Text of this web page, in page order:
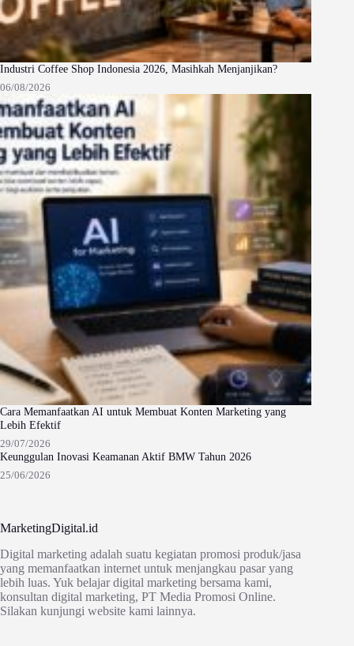
Industri Coffee Shop Indonesia 2026, Masihkah Menjanjikan?
06/08/2026
Cara Memanfaatkan AI untuk Membuat Konten Marketing yang
Lebih Efektif
29/07/2026
Keunggulan Inovasi Keamanan Aktif BMW Tahun 2026
25/06/2026
MarketingDigital.id
Digital marketing adalah suatu kegiatan promosi produk/jasa
yang memanfaatkan internet untuk menjangkau pasar yang
lebih luas. Yuk belajar digital marketing bersama kami,
konsultan digital marketing, PT Media Promosi Online.
Silakan kunjungi website kami lainnya.